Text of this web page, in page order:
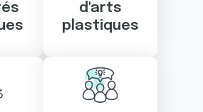
d'arts
plastiques